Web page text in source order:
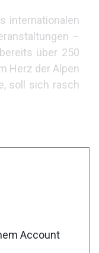
internationalen
–
über 250
Herz der Alpen
soll sich rasch
hat das
unfassbare
zu werden“,
Account